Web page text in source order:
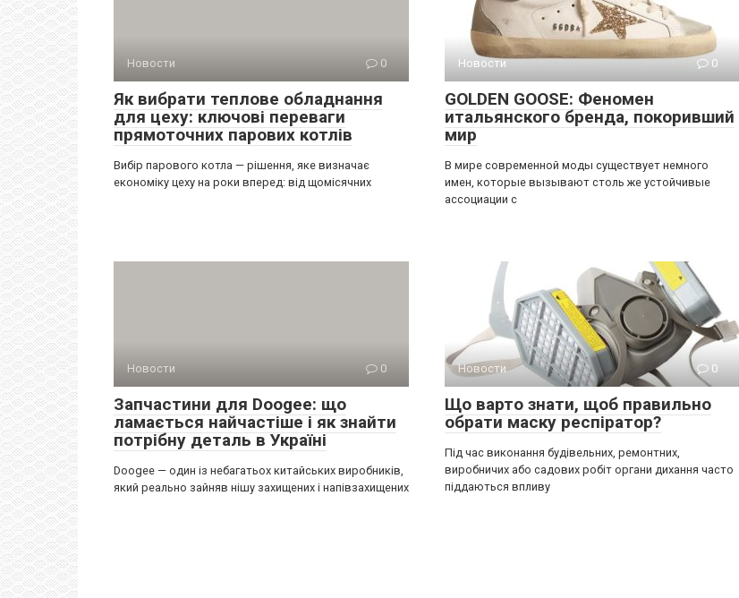
Новости 0
Як вибрати теплове обладнання
для цеху: ключові переваги
прямоточних парових котлів
Вибір парового котла — рішення, яке визначає
економіку цеху на роки вперед: від щомісячних
Новости 0
GOLDEN GOOSE: Феномен
итальянского бренда, покоривший
мир
В мире современной моды существует немного
имен, которые вызывают столь же устойчивые
ассоциации с
Новости 0
Запчастини для Doogee: що
ламається найчастіше і як знайти
потрібну деталь в Україні
Doogee — один із небагатьох китайських виробників,
який реально зайняв нішу захищених і напівзахищених
Новости 0
Що варто знати, щоб правильно
обрати маску респіратор?
Під час виконання будівельних, ремонтних,
виробничих або садових робіт органи дихання часто
піддаються впливу